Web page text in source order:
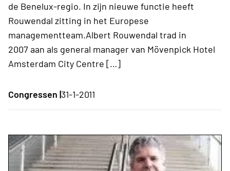
de Benelux-regio. In zijn nieuwe functie heeft
Rouwendal zitting in het Europese
managementteam.Albert Rouwendal trad in
2007 aan als general manager van Mövenpick Hotel
Amsterdam City Centre […]
Congressen |31-1-2011